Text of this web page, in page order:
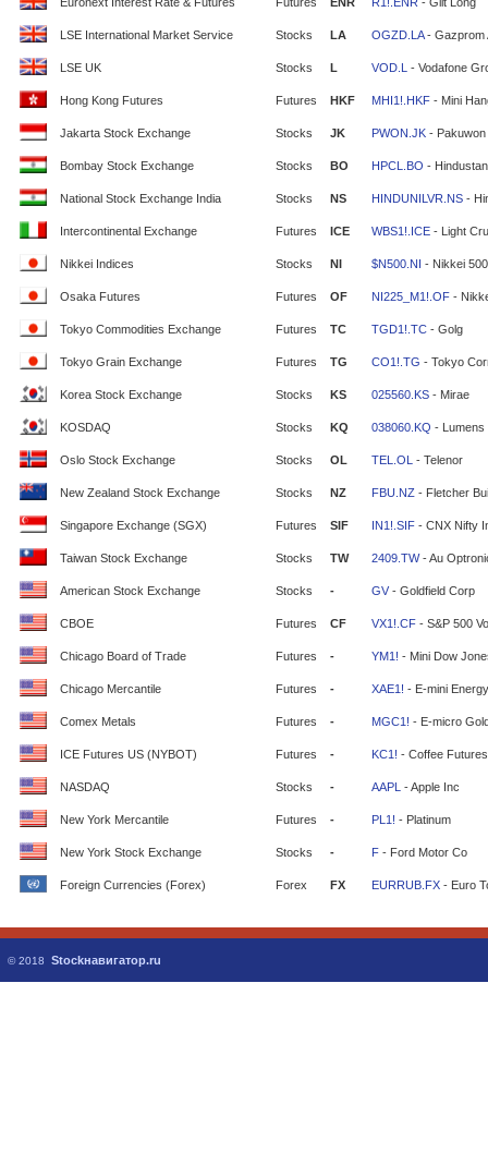
LSE International Market Service Stocks LA OGZD.LA- Gazprom
LSE UK Stocks L VOD.L - Vodafone
Hong Kong Futures Futures HKF MHI1!.HKF - Mini
Jakarta Stock Exchange Stocks JK PWON.JK -
Bombay Stock Exchange Stocks BO HPCL.BO -
National Stock Exchange India Stocks NS HINDUNILVR.NS -
Intercontinental Exchange Futures ICE WBS1!.ICE - Light
Nikkei Indices Stocks NI $N500.NI - Nikkei 500
Osaka Futures Futures OF NI225_M1!.OF -
Tokyo Commodities Exchange Futures TC TGD1!.TC - Golg
Tokyo Grain Exchange Futures TG CO1!.TG - Tokyo
Korea Stock Exchange Stocks KS 025560.KS - Mirae
KOSDAQ Stocks KQ 038060.KQ - Lumens
Oslo Stock Exchange Stocks OL TEL.OL - Telenor
New Zealand Stock Exchange Stocks NZ FBU.NZ - Fletcher
Singapore Exchange (SGX) Futures SIF IN1!.SIF - CNX Nifty
Taiwan Stock Exchange Stocks TW 2409.TW- Au
American Stock Exchange Stocks - GV - Goldfield Corp
CBOE Futures CF VX1!.CF - S&P 500
Chicago Board of Trade Futures - YM1! - Mini Dow
Chicago Mercantile Futures - XAE1! - E-mini
Comex Metals Futures - MGC1! - E-micro
ICE Futures US (NYBOT) Futures - KC1! - Coffee Futures
NASDAQ Stocks - AAPL - Apple Inc
New York Mercantile Futures - PL1! - Platinum
New York Stock Exchange Stocks - F - Ford Motor Co
Foreign Currencies (Forex) Forex FX EURRUB.FX - Euro
© 2018 Stockнавигатор.ru